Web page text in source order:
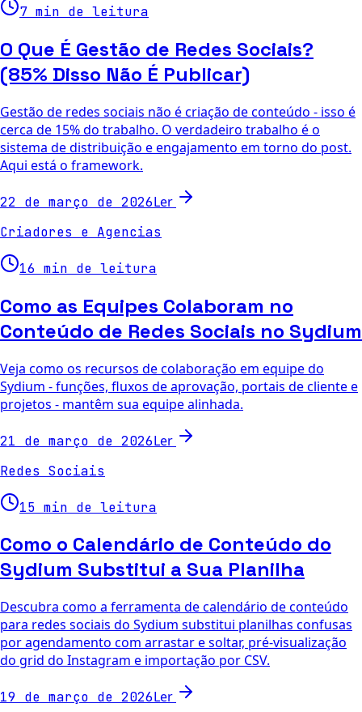
7 min de leitura
O Que É Gestão de Redes Sociais?
(85% Disso Não É Publicar)
Gestão de redes sociais não é criação de conteúdo - isso é
cerca de 15% do trabalho. O verdadeiro trabalho é o
sistema de distribuição e engajamento em torno do post.
Aqui está o framework.
22 de março de 2026Ler
Criadores e Agencias
16 min de leitura
Como as Equipes Colaboram no
Conteúdo de Redes Sociais no Sydium
Veja como os recursos de colaboração em equipe do
Sydium - funções, fluxos de aprovação, portais de cliente e
projetos - mantêm sua equipe alinhada.
21 de março de 2026Ler
Redes Sociais
15 min de leitura
Como o Calendário de Conteúdo do
Sydium Substitui a Sua Planilha
Descubra como a ferramenta de calendário de conteúdo
para redes sociais do Sydium substitui planilhas confusas
por agendamento com arrastar e soltar, pré-visualização
do grid do Instagram e importação por CSV.
19 de março de 2026Ler